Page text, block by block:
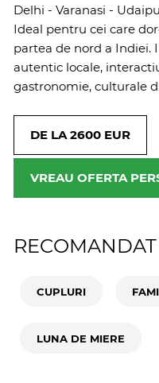
Delhi - Varanasi -
Ideal pentru cei care
partea de nord a Indiei.
autentic locale,
gastronomie, culturale
DE LA 2600 EUR
VREAU OFERTA
CUPLURI
LUNA DE MIERE